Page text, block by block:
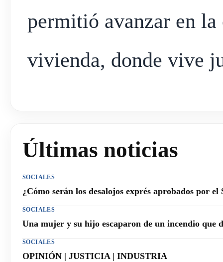
permitió avanzar en
vivienda, donde vive
Últimas noticias
SOCIALES
¿Cómo serán los desalojos exprés aprobados por el
SOCIALES
Una mujer y su hijo escaparon de un incendio que
SOCIALES
OPINIÓN | JUSTICIA | INDUSTRIA